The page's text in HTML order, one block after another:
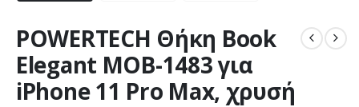
POWERTECH Θήκη Βook
Elegant MOB-1483 για
iPhone 11 Pro Max, χρυσή